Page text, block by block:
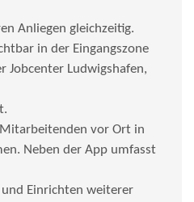
Anliegen gleichzeitig.
in der Eingangszone
Jobcenter Ludwigshafen,
vor Ort in
Neben der App umfasst
und Einrichten weiterer